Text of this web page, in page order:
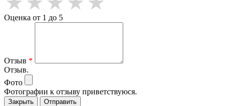
Оценка от 1 до 5
Отзыв *
Отзыв.
Фото
Фотографии к отзыву приветствуюся.
Закрыть Отправить